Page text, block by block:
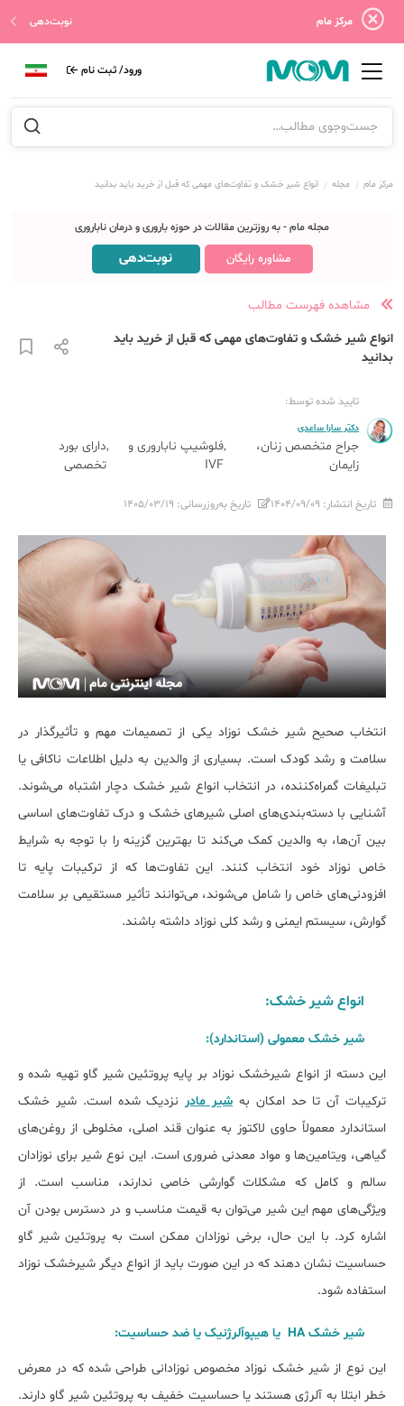
مرکز مام نوبت‌دهی
ورود/ ثبت نام
مرکز مام مجله انواع شیر خشک و تفاوت‌های مهمی که قبل از خرید باید بدانید
مجله مام - به روزترین مقالات در حوزه باروری و درمان ناباروری
مشاوره رایگان نوبت‌دهی
مشاهده فهرست مطالب
انواع شیر خشک و تفاوت‌های مهمی که قبل از خرید باید
بدانید
تایید شده توسط:
دکتر سارا ساعدی
جراح متخصص زنان،
زایمان
فلوشیپ ناباروری و
IVF
دارای بورد
تخصصی
تاریخ انتشار: ۱۴۰۴/۰۹/۰۹ تاریخ به‌روزرسانی: ۱۴۰۵/۰۳/۱۹
انتخاب صحیح شیر خشک نوزاد یکی از تصمیمات مهم و تأثیرگذار در
سلامت و رشد کودک است. بسیاری از والدین به دلیل اطلاعات ناکافی یا
تبلیغات گمراه‌کننده، در انتخاب انواع شیر خشک دچار اشتباه می‌شوند.
آشنایی با دسته‌بندی‌های اصلی شیرهای خشک و درک تفاوت‌های اساسی
بین آن‌ها، به والدین کمک می‌کند تا بهترین گزینه را با توجه به شرایط
خاص نوزاد خود انتخاب کنند. این تفاوت‌ها که از ترکیبات پایه تا
افزودنی‌های خاص را شامل می‌شوند، می‌توانند تأثیر مستقیمی بر سلامت
گوارش، سیستم ایمنی و رشد کلی نوزاد داشته باشند.
انواع شیر خشک:
شیر خشک معمولی (استاندارد):
این دسته از انواع شیرخشک نوزاد بر پایه پروتئین شیر گاو تهیه شده و
ترکیبات آن تا حد امکان به شیر مادر نزدیک شده است. شیر خشک
استاندارد معمولاً حاوی لاکتوز به عنوان قند اصلی، مخلوطی از روغن‌های
گیاهی، ویتامین‌ها و مواد معدنی ضروری است. این نوع شیر برای نوزادان
سالم و کامل که مشکلات گوارشی خاصی ندارند، مناسب است. از
ویژگی‌های مهم این شیر می‌توان به قیمت مناسب و در دسترس بودن آن
اشاره کرد. با این حال، برخی نوزادان ممکن است به پروتئین شیر گاو
حساسیت نشان دهند که در این صورت باید از انواع دیگر شیرخشک نوزاد
استفاده شود.
شیر خشک HA یا هیپوآلرژنیک یا ضد حساسیت :
این نوع از شیر خشک نوزاد مخصوص نوزادانی طراحی شده که در معرض
خطر ابتلا به آلرژی هستند یا حساسیت خفیف به پروتئین شیر گاو دارند.